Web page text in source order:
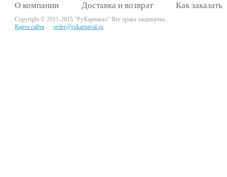
О компании Доставка и возврат Как заказать
Copyright © 2011-2015 “РуКарнавал” Все права защищены.
Карта сайта
order@rukarnaval.ru